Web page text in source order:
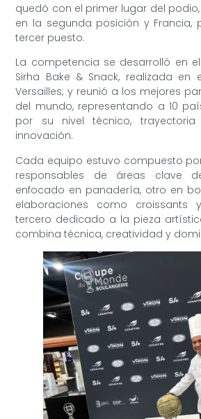
quedó con el primer lugar del
en la segunda posición y Francia,
tercer puesto.
La competencia se desarrolló en
Sirha Bake & Snack, realizada en
Versailles, y reunió a los mejores
del mundo, representando a 10
por su nivel técnico,
innovación.
Cada equipo estuvo compuesto
responsables de áreas clave
enfocado en panadería, otro en
elaboraciones como croissants
tercero dedicado a la pieza
combina técnica, creatividad y